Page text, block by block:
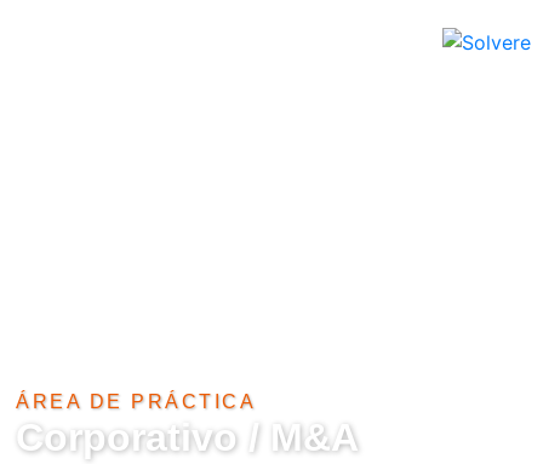
ÁREA DE PRÁCTICA​
Corporativo / M&A